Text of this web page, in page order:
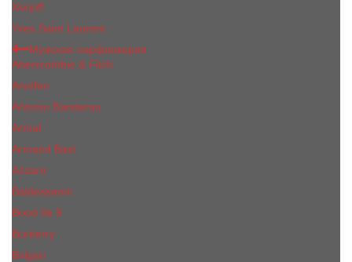
Xerjoff
Yves Saint Laurent
Мужская парфюмерия
Abercrombie & Fitch
Annifen
Antonio Banderas
Armaf
Armand Basi
Azzaro
Baldessarini
Bond № 9
Burberry
Bvlgari